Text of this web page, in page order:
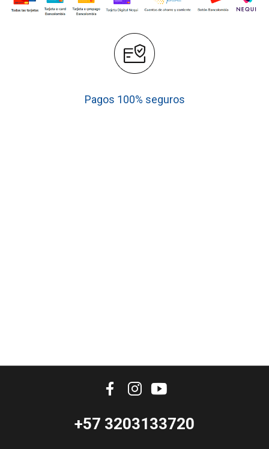
Pagos 100% seguros
+57 3203133720